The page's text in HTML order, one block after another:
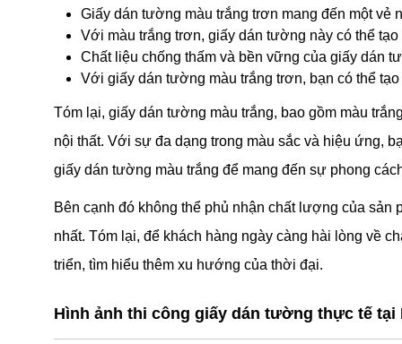
Giấy dán tường màu trắng trơn mang đến một vẻ
Với màu trắng trơn, giấy dán tường này có thể
Chất liệu chống thấm và bền vững của giấy dán
Với giấy dán tường màu trắng trơn, bạn có thể
Tóm lại, giấy dán tường màu trắng, bao gồm màu
nội thất. Với sự đa dạng trong màu sắc và hiệu ứng,
giấy dán tường màu trắng để mang đến sự phong
Bên cạnh đó không thể phủ nhận chất lượng của
nhất. Tóm lại, để khách hàng ngày càng hài lòng về
triển, tìm hiểu thêm xu hướng của thời đại.
Hình ảnh thi công giấy dán tường thực tế tại